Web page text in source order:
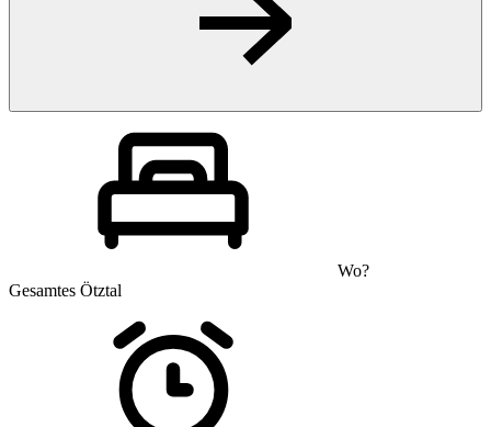
Wo?
Gesamtes Ötztal